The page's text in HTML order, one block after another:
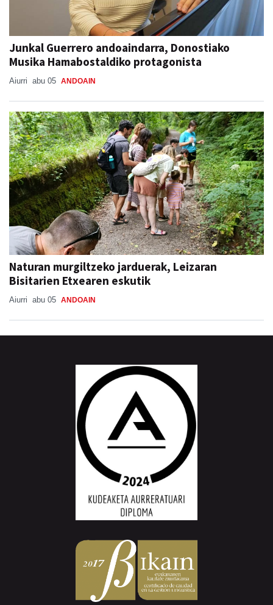
Junkal Guerrero andoaindarra, Donostiako
Musika Hamabostaldiko protagonista
Aiurri abu 05 ANDOAIN
Naturan murgiltzeko jarduerak, Leizaran
Bisitarien Etxearen eskutik
Aiurri abu 05 ANDOAIN